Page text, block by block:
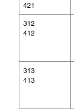
421
312
412
313
413